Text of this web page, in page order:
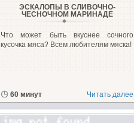
ЭСКАЛОПЫ В СЛИВОЧНО-
ЧЕСНОЧНОМ МАРИНАДЕ
Что может быть вкуснее сочного
кусочка мяса? Всем любителям мяска!
60 минут Читать далее